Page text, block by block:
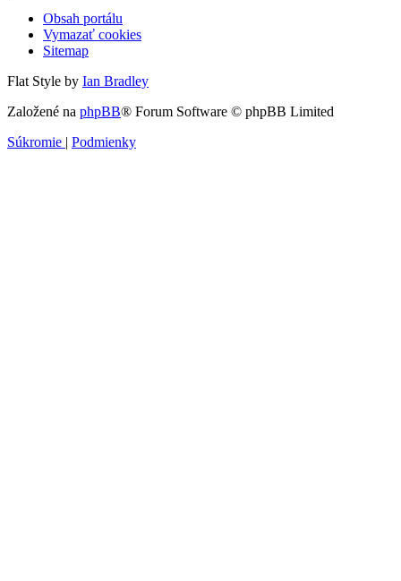
Obsah portálu
Vymazať cookies
Sitemap
Flat Style by Ian Bradley
Založené na phpBB® Forum Software © phpBB Limited
Súkromie | Podmienky